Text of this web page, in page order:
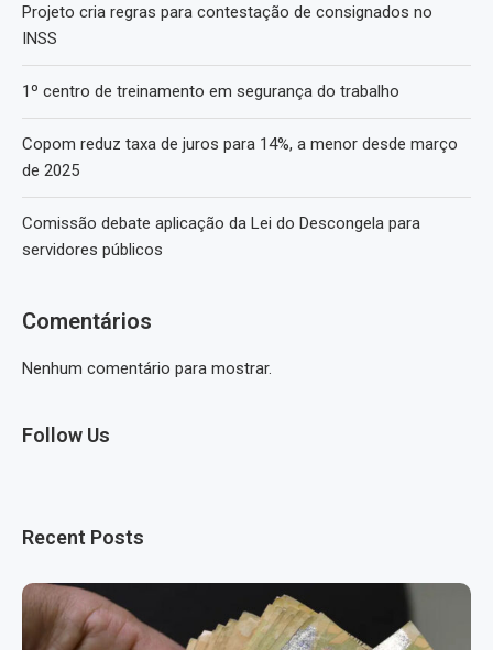
Projeto cria regras para contestação de consignados no
INSS
1º centro de treinamento em segurança do trabalho
Copom reduz taxa de juros para 14%, a menor desde março
de 2025
Comissão debate aplicação da Lei do Descongela para
servidores públicos
Comentários
Nenhum comentário para mostrar.
Follow Us
Recent Posts